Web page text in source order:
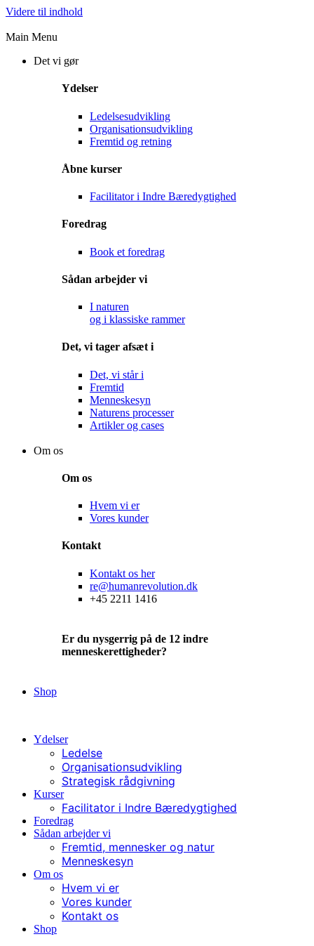
Videre til indhold
Main Menu
Det vi gør
Ydelser
Ledelsesudvikling
Organisationsudvikling
Fremtid og retning
Åbne kurser
Facilitator i Indre Bæredygtighed
Foredrag
Book et foredrag
Sådan arbejder vi
I naturen
og i klassiske rammer
Det, vi tager afsæt i
Det, vi står i
Fremtid
Menneskesyn
Naturens processer
Artikler og cases
Om os
Om os
Hvem vi er
Vores kunder
Kontakt
Kontakt os her
re@humanrevolution.dk
+45 2211 1416
Er du nysgerrig på de 12 indre
menneskerettigheder?
Shop
Ydelser
Ledelse
Organisationsudvikling
Strategisk rådgivning
Kurser
Facilitator i Indre Bæredygtighed
Foredrag
Sådan arbejder vi
Fremtid, mennesker og natur
Menneskesyn
Om os
Hvem vi er
Vores kunder
Kontakt os
Shop